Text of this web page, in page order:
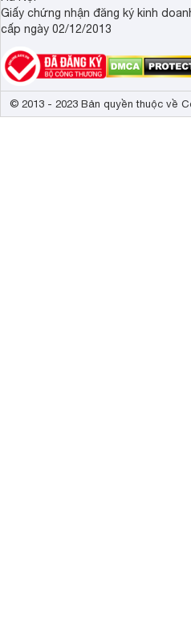
Giấy chứng nhận đăng ký kinh
cấp ngày 02/12/2013
© 2013 - 2023 Bản quyền thuộc về